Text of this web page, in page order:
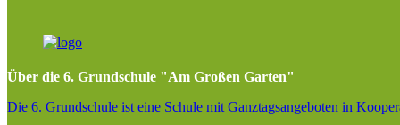
Über die 6. Grundschule "Am Großen Garten"
Die 6. Grundschule ist eine Schule mit Ganztagsangeboten in